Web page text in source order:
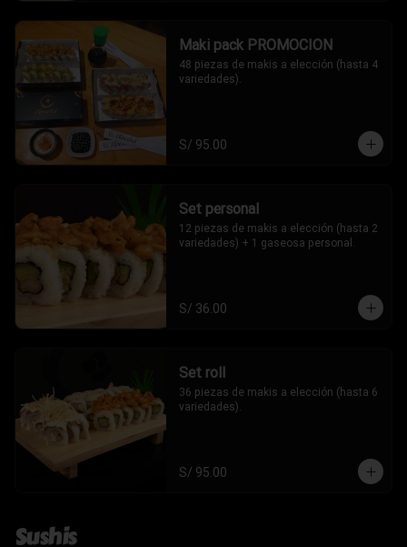
Maki pack PROMOCION
48 piezas de makis a elección (hasta 4
variedades).
S/ 95.00
Set personal
12 piezas de makis a elección (hasta 2
variedades) + 1 gaseosa personal.
S/ 36.00
Set roll
36 piezas de makis a elección (hasta 6
variedades).
S/ 95.00
Sushis